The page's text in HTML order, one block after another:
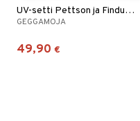
UV-setti Pettson ja Findus Mint
GEGGAMOJA
49,90 €